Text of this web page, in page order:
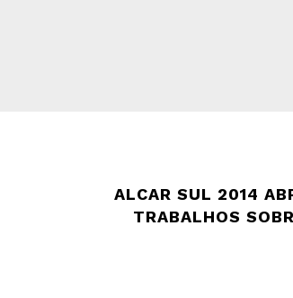
ALCAR SUL 2014
TRABALHOS